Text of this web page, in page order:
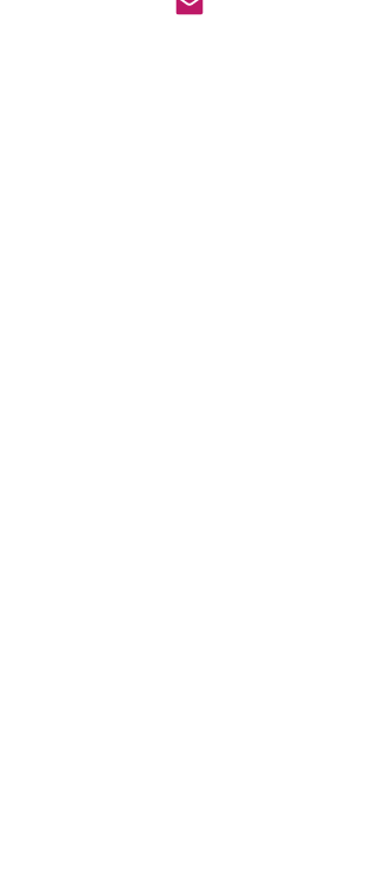
Chinach w 1991 r., a w 2001 r. został przyjęty